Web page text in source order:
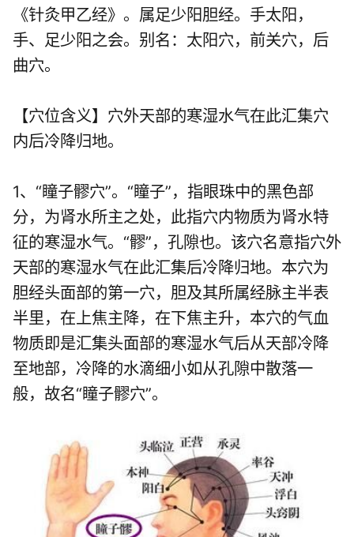
《针灸甲乙经》。属足少阳胆经。手太阳，
手、足少阳之会。别名：太阳穴，前关穴，后
曲穴。
【穴位含义】穴外天部的寒湿水气在此汇集穴
内后冷降归地。
1、“瞳子髎穴”。“瞳子”，指眼珠中的黑色部
分，为肾水所主之处，此指穴内物质为肾水特
征的寒湿水气。“髎”，孔隙也。该穴名意指穴外
天部的寒湿水气在此汇集后冷降归地。本穴为
胆经头面部的第一穴，胆及其所属经脉主半表
半里，在上焦主降，在下焦主升，本穴的气血
物质即是汇集头面部的寒湿水气后从天部冷降
至地部，冷降的水滴细小如从孔隙中散落一
般，故名“瞳子髎穴”。